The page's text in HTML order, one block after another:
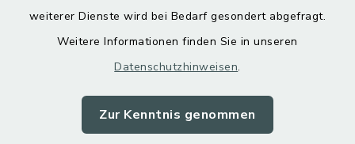
weiterer Dienste wird bei Bedarf gesondert abgefragt.
Weitere Informationen finden Sie in unseren
Datenschutzhinweisen.
Zur Kenntnis genommen
Impressum
Sitemap
Cookie-Einstellungen